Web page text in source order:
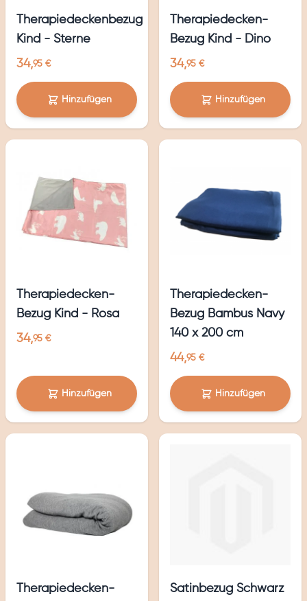
Therapiedeckenbezug
Kind - Sterne
34,95 €
Hinzufügen
Therapiedecken-
Bezug Kind - Dino
34,95 €
Hinzufügen
Therapiedecken-
Bezug Kind - Rosa
34,95 €
Hinzufügen
Therapiedecken-
Bezug Bambus Navy
140 x 200 cm
44,95 €
Hinzufügen
Therapiedecken-
Satinbezug Schwarz